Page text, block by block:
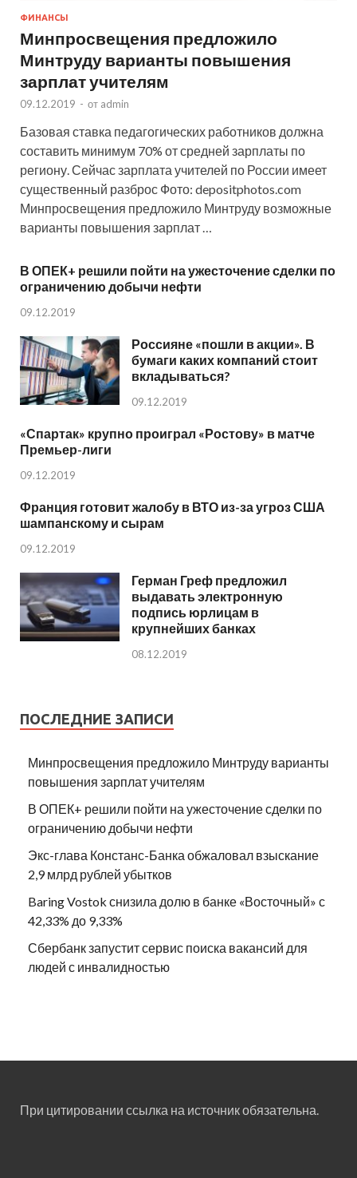
ФИНАНСЫ
Минпросвещения предложило
Минтруду варианты повышения
зарплат учителям
09.12.2019 - от admin
Базовая ставка педагогических работников должна
составить минимум 70% от средней зарплаты по
региону. Сейчас зарплата учителей по России имеет
существенный разброс Фото: depositphotos.com
Минпросвещения предложило Минтруду возможные
варианты повышения зарплат …
В ОПЕК+ решили пойти на ужесточение сделки по
ограничению добычи нефти
09.12.2019
Россияне «пошли в акции». В
бумаги каких компаний стоит
вкладываться?
09.12.2019
«Спартак» крупно проиграл «Ростову» в матче
Премьер-лиги
09.12.2019
Франция готовит жалобу в ВТО из-за угроз США
шампанскому и сырам
09.12.2019
Герман Греф предложил
выдавать электронную
подпись юрлицам в
крупнейших банках
08.12.2019
ПОСЛЕДНИЕ ЗАПИСИ
Минпросвещения предложило Минтруду варианты
повышения зарплат учителям
В ОПЕК+ решили пойти на ужесточение сделки по
ограничению добычи нефти
Экс-глава Констанс-Банка обжаловал взыскание
2,9 млрд рублей убытков
Baring Vostok снизила долю в банке «Восточный» с
42,33% до 9,33%
Сбербанк запустит сервис поиска вакансий для
людей с инвалидностью
При цитировании ссылка на источник обязательна.